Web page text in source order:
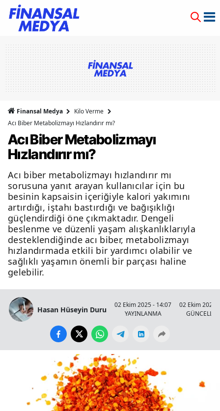
Finansal Medya
Kilo Verme
Acı Biber Metabolizmayı Hızlandırır mı?
Acı Biber Metabolizmayı
Hızlandırır mı?
Acı biber metabolizmayı hızlandırır mı
sorusuna yanıt arayan kullanıcılar için bu
besinin kapsaisin içeriğiyle kalori yakımını
artırdığı, iştahı bastırdığı ve bağışıklığı
güçlendirdiği öne çıkmaktadır. Dengeli
beslenme ve düzenli yaşam alışkanlıklarıyla
desteklendiğinde acı biber, metabolizmayı
hızlandırmada etkili bir yardımcı olabilir ve
sağlıklı yaşamın önemli bir parçası haline
gelebilir.
Hasan Hüseyin Duru
02 Ekim 2025 - 14:07
YAYINLANMA
02 Ekim 2025